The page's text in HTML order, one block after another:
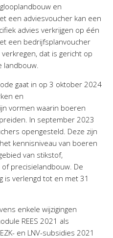
en
een adviesvoucher kan een
advies verkrijgen op één
een bedrijfsplanvoucher
dat is gericht op
landbouw.
gaat in op 3 oktober 2024
en
vormen waarin boeren
In september 2023
opengesteld. Deze zijn
kennisniveau van boeren
van stikstof,
precisielandbouw. De
is verlengd tot en met 31
enkele wijzigingen
REES 2021 als
en LNV-subsidies 2021